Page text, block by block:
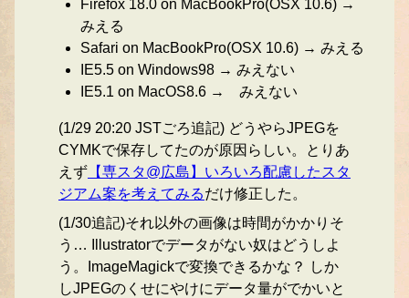
Firefox 18.0 on MacBookPro(OSX 10.6) →
みえる
Safari on MacBookPro(OSX 10.6) → みえる
IE5.5 on Windows98 → みえない
IE5.1 on MacOS8.6 → みえない
(1/29 20:20 JSTごろ追記) どうやらJPEGを
CYMKで保存してたのが原因らしい。とりあ
えず 【専スタ@広島】いろいろ配慮したスタ
ジアム案を考えてみるだけ修正した。
(1/30追記)それ以外の画像は時間がかかりそ
う… Illustratorでデータがない奴はどうしよ
う。ImageMagickで変換できるかな？ しか
しJPEGのくせにやけにデータ量がでかいと